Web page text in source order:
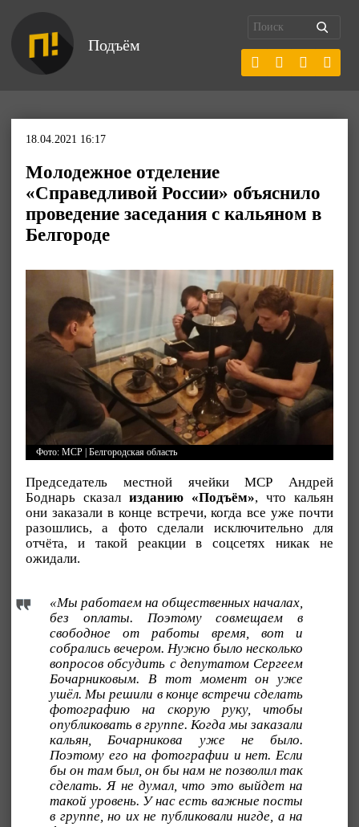
Подъём
18.04.2021 16:17
Молодежное отделение
«Справедливой России» объяснило
проведение заседания с кальяном в
Белгороде
Фото: МСР | Белгородская область
Председатель местной ячейки МСР Андрей
Боднарь сказал изданию «Подъём», что кальян
они заказали в конце встречи, когда все уже почти
разошлись, а фото сделали исключительно для
отчёта, и такой реакции в соцсетях никак не
ожидали.
«Мы работаем на общественных началах,
без оплаты. Поэтому совмещаем в
свободное от работы время, вот и
собрались вечером. Нужно было несколько
вопросов обсудить с депутатом Сергеем
Бочарниковым. В тот момент он уже
ушёл. Мы решили в конце встречи сделать
фотографию на скорую руку, чтобы
опубликовать в группе. Когда мы заказали
кальян, Бочарникова уже не было.
Поэтому его на фотографии и нет. Если
бы он там был, он бы нам не позволил так
сделать. Я не думал, что это выйдет на
такой уровень. У нас есть важные посты
в группе, но их не публиковали нигде, а на